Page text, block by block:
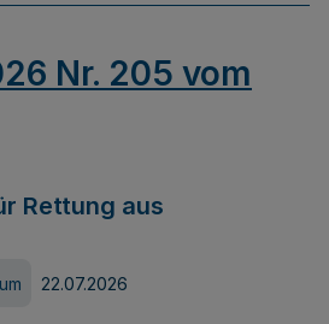
Nr. 205 vom
Rettung aus
22.07.2026